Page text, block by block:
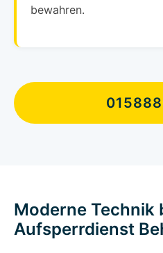
bewahren.
Moderne Technik
Aufsperrdienst